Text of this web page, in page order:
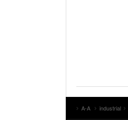
A-A industrial